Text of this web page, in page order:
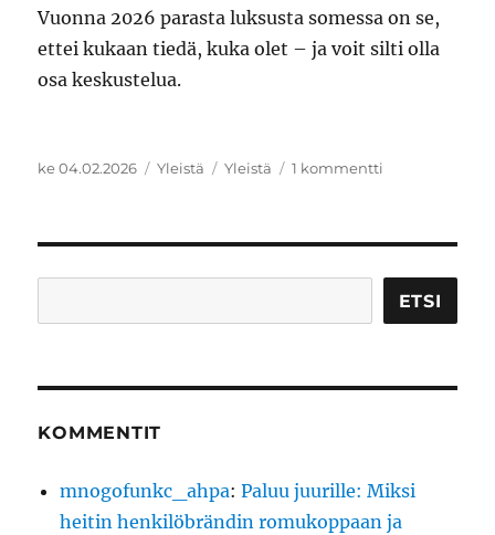
Vuonna 2026 parasta luksusta somessa on se,
ettei kukaan tiedä, kuka olet – ja voit silti olla
osa keskustelua.
Julkaistu
ke 04.02.2026 Kategoriat
Yleistä Avainsanat
Yleistä 1 kommentti
henkilöbrändin
romukoppaan
ja
ETSI
KOMMENTIT
mnogofunkc_ahpa:Paluu juurille: Miksi
heitin henkilöbrändin romukoppaan ja